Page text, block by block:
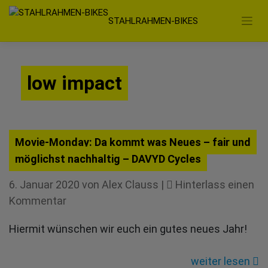
Zum
springen
STAHLRAHMEN-BIKES
low impact
Movie-Monday: Da kommt was Neues – fair und
möglichst nachhaltig – DAVYD Cycles
6. Januar 2020 von Alex Clauss |
Hinterlass einen
Kommentarfür
Monday:
Hiermit wünschen wir euch ein gutes neues Jahr!
weiter lesen